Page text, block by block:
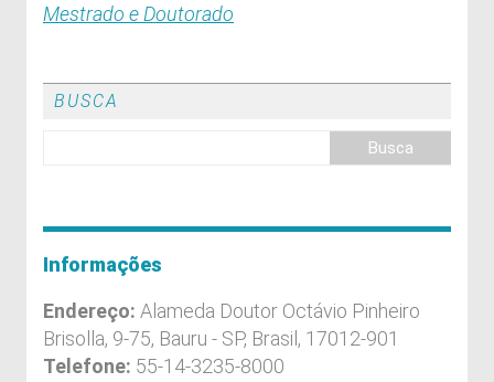
Mestrado e Doutorado
BUSCA
Informações
Endereço: Alameda Doutor Octávio Pinheiro
Brisolla, 9-75, Bauru - SP, Brasil, 17012-901
Telefone: 55-14-3235-8000